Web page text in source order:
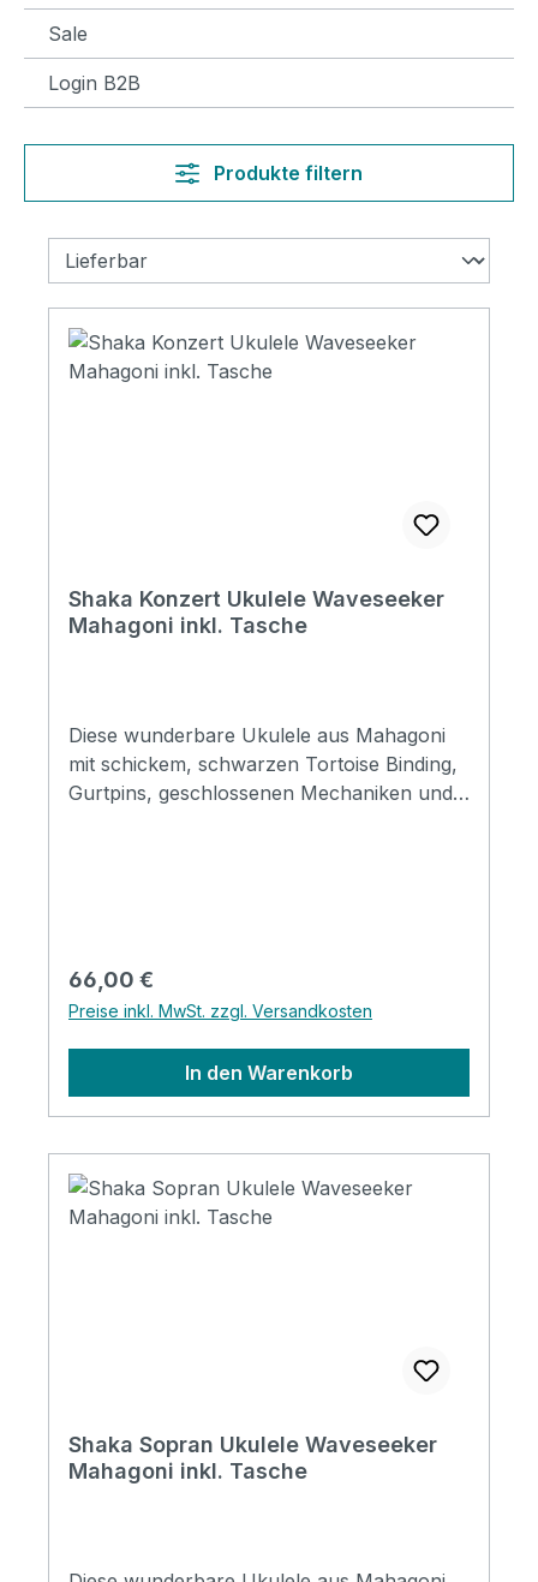
Sale
Login B2B
Produkte filtern
Shaka Konzert Ukulele Waveseeker
Mahagoni inkl. Tasche
Diese wunderbare Ukulele aus Mahagoni
mit schickem, schwarzen Tortoise Binding,
Gurtpins, geschlossenen Mechaniken und
mächtig Spielfreude, sowohl bei Einsteigern
als auch fortgeschrittenen Ukulelisten
Konzert Ukulele Set PremiumMahagoni
KorpusAquila Stringswertige geschlossene
Regulärer Preis:
66,00 €
Preise inkl. MwSt. zzgl. Versandkosten
In den Warenkorb
Shaka Sopran Ukulele Waveseeker
Mahagoni inkl. Tasche